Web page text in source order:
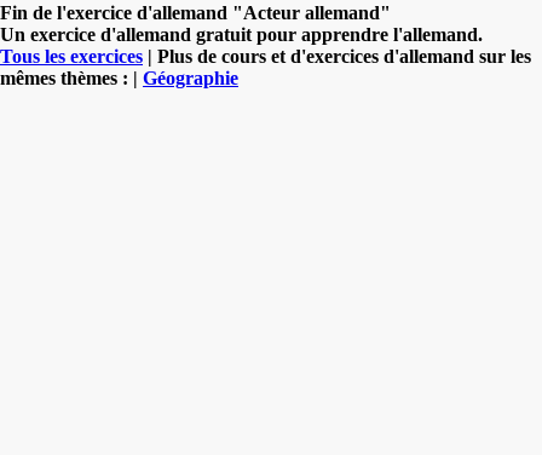
Fin de l'exercice d'allemand "Acteur allemand"
Un exercice d'allemand gratuit pour apprendre l'allemand.
Tous les exercices | Plus de cours et d'exercices d'allemand sur les
mêmes thèmes : | Géographie